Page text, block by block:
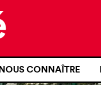
NOUS CONNAÎTRE